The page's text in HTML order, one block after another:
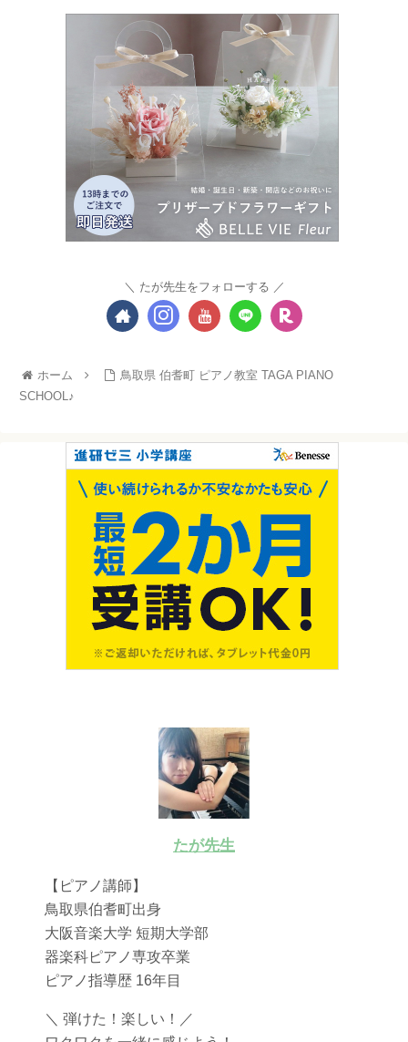
たが先生をフォローする
ホーム
鳥取県 伯耆町 ピアノ教室 TAGA PIANO
SCHOOL♪
たが先生
【ピアノ講師】
鳥取県伯耆町出身
大阪音楽大学 短期大学部
器楽科ピアノ専攻卒業
ピアノ指導歴 16年目
＼ 弾けた！楽しい！／